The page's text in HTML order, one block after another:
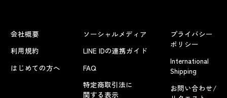
会社概要
利用規約
はじめての方へ
ソーシャルメディア
LINE IDの連携ガイド
FAQ
特定商取引法に
関する表示
プライバシー
ポリシー
International
Shipping
お問い合わせ/